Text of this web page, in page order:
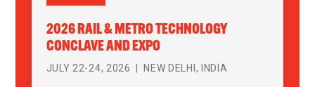
2026 RAIL & METRO TECHNOLOGY
CONCLAVE AND EXPO
JULY 22-24, 2026 NEW DELHI, INDIA